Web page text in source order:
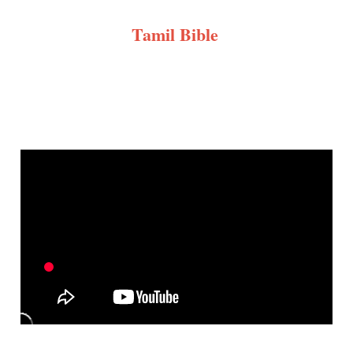
Tamil Bible